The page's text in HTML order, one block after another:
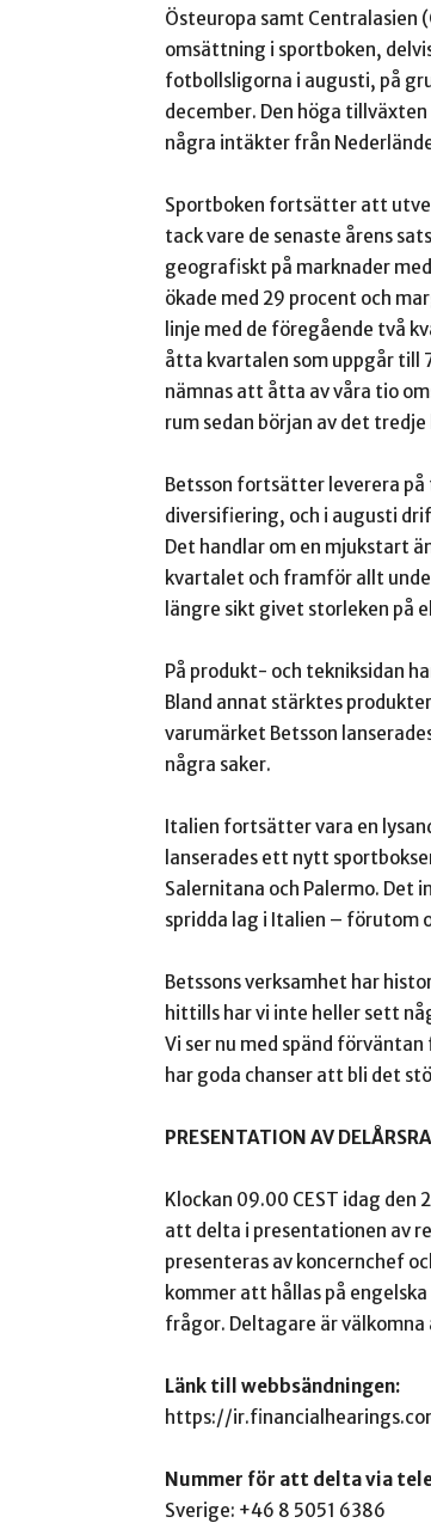
Östeuropa samt Centralasien
omsättning i sportboken,
fotbollsligorna i augusti, på
december. Den höga
några intäkter från
Sportboken fortsätter att
tack vare de senaste årens
geografiskt på marknader
ökade med 29 procent och
linje med de föregående två
åtta kvartalen som uppgår till
nämnas att åtta av våra tio
rum sedan början av det
Betsson fortsätter leverera
diversifiering, och i augusti
Det handlar om en mjukstart
kvartalet och framför allt
längre sikt givet storleken på
På produkt- och tekniksidan
Bland annat stärktes
varumärket Betsson
några saker.
Italien fortsätter vara en
lanserades ett nytt
Salernitana och Palermo. Det
spridda lag i Italien – förutom
Betssons verksamhet har
hittills har vi inte heller sett
Vi ser nu med spänd
har goda chanser att bli det
PRESENTATION AV
Klockan 09.00 CEST idag den
att delta i presentationen av
presenteras av koncernchef
kommer att hållas på
frågor. Deltagare är
Länk till webbsändningen:
https://
Nummer för att delta via
Sverige: +46 8 5051 6386